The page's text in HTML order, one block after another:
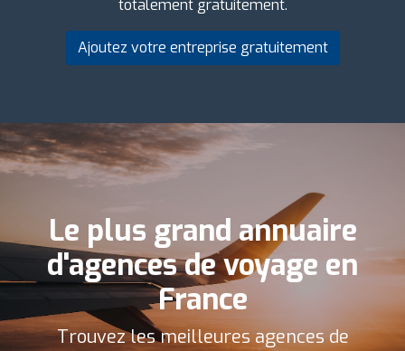
totalement gratuitement.
Ajoutez votre entreprise gratuitement
Le plus grand annuaire
d'agences de voyage en
France
Trouvez les meilleures agences de